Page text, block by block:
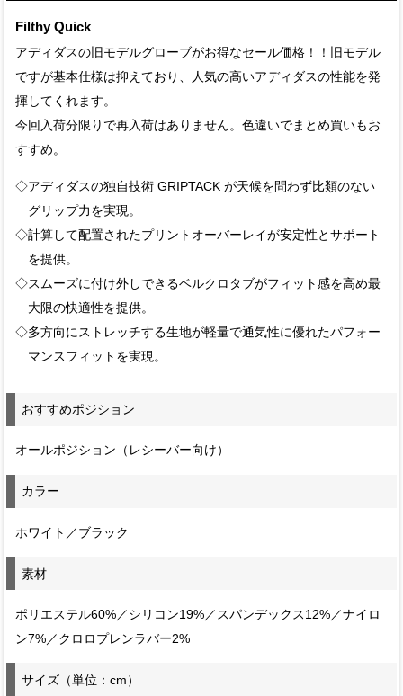
Filthy Quick
アディダスの旧モデルグローブがお得なセール価格！！旧モデル
ですが基本仕様は抑えており、人気の高いアディダスの性能を発
揮してくれます。
今回入荷分限りで再入荷はありません。色違いでまとめ買いもお
すすめ。
◇アディダスの独自技術 GRIPTACK が天候を問わず比類のない
グリップ力を実現。
◇計算して配置されたプリントオーバーレイが安定性とサポート
を提供。
◇スムーズに付け外しできるベルクロタブがフィット感を高め最
大限の快適性を提供。
◇多方向にストレッチする生地が軽量で通気性に優れたパフォー
マンスフィットを実現。
おすすめポジション
オールポジション（レシーバー向け）
カラー
ホワイト／ブラック
素材
ポリエステル60%／シリコン19%／スパンデックス12%／ナイロ
ン7%／クロロプレンラバー2%
サイズ（単位：cm）